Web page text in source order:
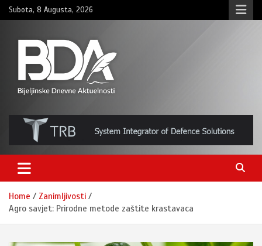
Skip
to
Subota, 8 Augusta, 2026
BNDAN.com
Home
Zanimljivosti
Agro savjet: Prirodne metode zaštite krastavaca